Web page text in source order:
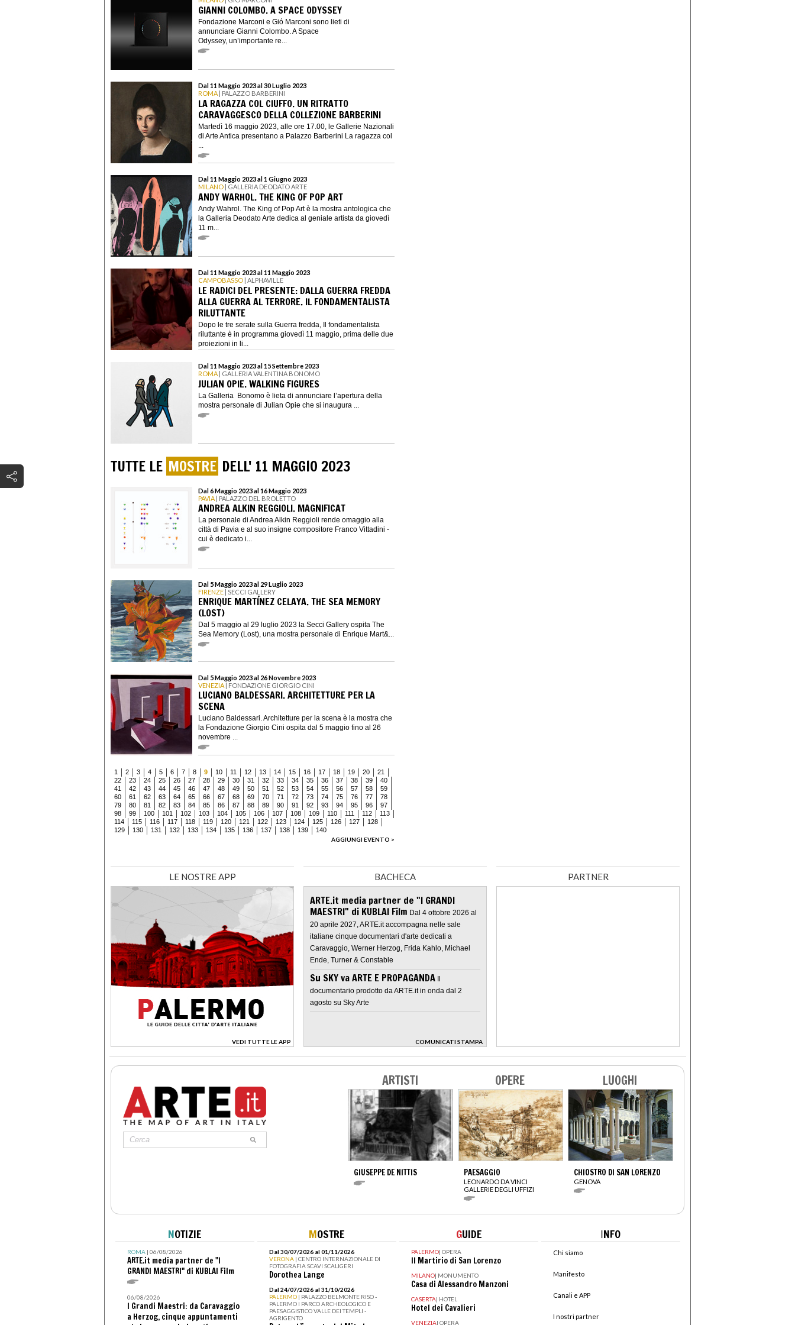
GIANNI COLOMBO. A SPACE ODYSSEY
Fondazione Marconi e Gió Marconi sono lieti di
annunciare Gianni Colombo. A Space
Odyssey, un’importante re...
Dal 11 Maggio 2023 al 30 Luglio 2023
ROMA | PALAZZO BARBERINI
LA RAGAZZA COL CIUFFO. UN RITRATTO
CARAVAGGESCO DELLA COLLEZIONE BARBERINI
Martedì 16 maggio 2023, alle ore 17.00, le Gallerie Nazionali
di Arte Antica presentano a Palazzo Barberini La ragazza col
Dal 11 Maggio 2023 al 1 Giugno 2023
MILANO | GALLERIA DEODATO ARTE
ANDY WARHOL. THE KING OF POP ART
Andy Wahrol. The King of Pop Art è la mostra antologica che
la Galleria Deodato Arte dedica al geniale artista da giovedì
11 m...
Dal 11 Maggio 2023 al 11 Maggio 2023
CAMPOBASSO | ALPHAVILLE
LE RADICI DEL PRESENTE: DALLA GUERRA FREDDA
ALLA GUERRA AL TERRORE. IL FONDAMENTALISTA
RILUTTANTE
Dopo le tre serate sulla Guerra fredda, Il fondamentalista
riluttante è in programma giovedì 11 maggio, prima delle due
proiezioni in li...
Dal 11 Maggio 2023 al 15 Settembre 2023
ROMA | GALLERIA VALENTINA BONOMO
JULIAN OPIE. WALKING FIGURES
La Galleria Bonomo è lieta di annunciare l’apertura della
mostra personale di Julian Opie che si inaugura ...
TUTTE LE MOSTRE DELL' 11 MAGGIO 2023
Dal 6 Maggio 2023 al 16 Maggio 2023
PAVIA | PALAZZO DEL BROLETTO
ANDREA ALKIN REGGIOLI. MAGNIFICAT
La personale di Andrea Alkin Reggioli rende omaggio alla
città di Pavia e al suo insigne compositore Franco Vittadini -
cui è dedicato i...
Dal 5 Maggio 2023 al 29 Luglio 2023
FIRENZE | SECCI GALLERY
ENRIQUE MARTÍNEZ CELAYA. THE SEA MEMORY
(LOST)
Dal 5 maggio al 29 luglio 2023 la Secci Gallery ospita The
Sea Memory (Lost), una mostra personale di Enrique Mart&...
Dal 5 Maggio 2023 al 26 Novembre 2023
VENEZIA | FONDAZIONE GIORGIO CINI
LUCIANO BALDESSARI. ARCHITETTURE PER LA
SCENA
Luciano Baldessari. Architetture per la scena è la mostra che
la Fondazione Giorgio Cini ospita dal 5 maggio fino al 26
novembre ...
1 2 3 4 5 6 7 8 9 10 11 12 13 14 15 16 17 18 19 20
21
22
23 24 25 26 27 28 29 30 31 32 33 34 35 36 37 38 39
40
41
42 43 44 45 46 47 48 49 50 51 52 53 54 55 56 57 58
59
60
61 62 63 64 65 66 67 68 69 70 71 72 73 74 75 76 77
78
79
80 81 82 83 84 85 86 87 88 89 90 91 92 93 94 95 96
97
98
99 100 101 102 103 104 105 106 107 108 109 110 111 112
113
114
115 116 117 118 119 120 121 122 123 124 125 126 127
128
129
130 131 132 133 134 135 136 137 138 139
140
AGGIUNGI EVENTO >
LE NOSTRE APP
VEDI TUTTE LE APP
>
BACHECA
ARTE.it media partner de "I GRANDI
MAESTRI" di KUBLAI Film Dal 4 ottobre 2026 al
20 aprile 2027, ARTE.it accompagna nelle sale
italiane cinque documentari d'arte dedicati a
Caravaggio, Werner Herzog, Frida Kahlo, Michael
Ende, Turner & Constable
Su SKY va ARTE E PROPAGANDA Il
documentario prodotto da ARTE.it in onda dal 2
agosto su Sky Arte
COMUNICATI STAMPA
>
PARTNER
ARTISTI
GIUSEPPE DE NITTIS
OPERE
PAESAGGIO
LEONARDO DA VINCI
GALLERIE DEGLI UFFIZI
LUOGHI
CHIOSTRO DI SAN LORENZO
GENOVA
NOTIZIE
ROMA| 06/08/2026
ARTE.it media partner de "I
GRANDI MAESTRI" di KUBLAI Film
06/08/2026
I Grandi Maestri: da Caravaggio
a Herzog, cinque appuntamenti
MOSTRE
Dal 30/07/2026 al 01/11/2026
VERONA | CENTRO INTERNAZIONALE DI
FOTOGRAFIA SCAVI SCALIGERI
Dorothea Lange
Dal 24/07/2026 al 31/10/2026
PALERMO | PALAZZO BELMONTE RISO -
PALERMO I PARCO ARCHEOLOGICO E
PAESAGGISTICO VALLE DEI TEMPLI -
AGRIGENTO
GUIDE
PALERMO| OPERA
Il Martirio di San Lorenzo
MILANO| MONUMENTO
Casa di Alessandro Manzoni
CASERTA| HOTEL
Hotel dei Cavalieri
VENEZIA| OPERA
INFO
Chi siamo
Manifesto
Canali e APP
I nostri partner